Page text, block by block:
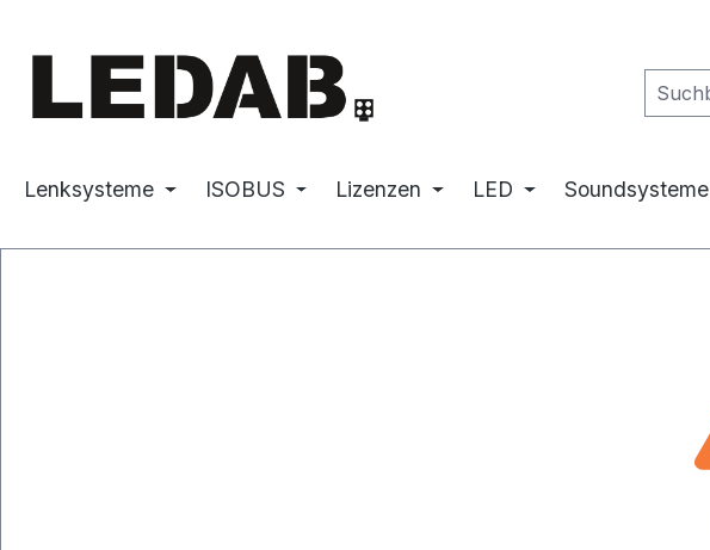
Lenksysteme ISOBUS Lizenzen LED Soundsysteme